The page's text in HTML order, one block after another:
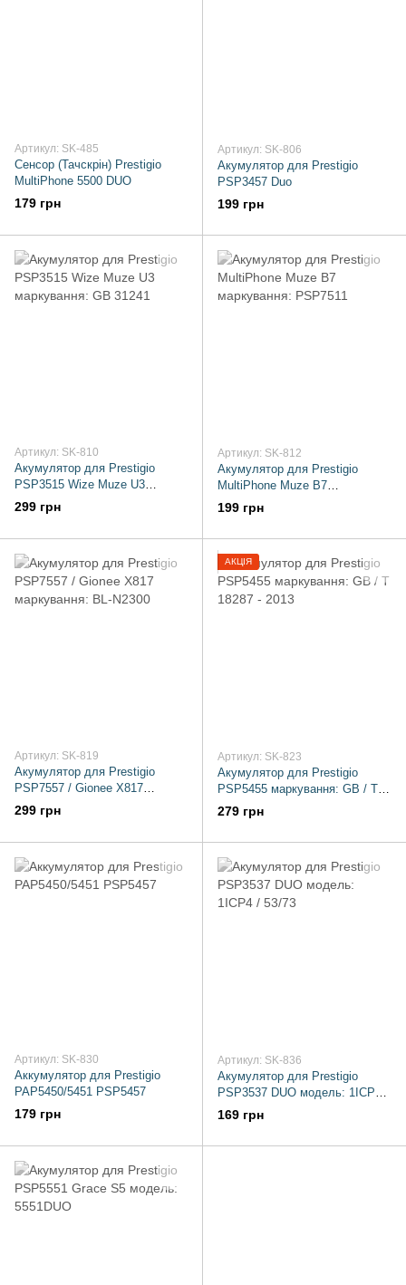
Артикул: SK-485
Сенсор (Тачскрін) Prestigio
MultiPhone 5500 DUO
179 грн
Артикул: SK-806
Акумулятор для Prestigio
PSP3457 Duo
199 грн
Артикул: SK-810
Акумулятор для Prestigio
PSP3515 Wize Muze U3
маркування: GB 31241
299 грн
Артикул: SK-812
Акумулятор для Prestigio
MultiPhone Muze B7
маркування: PSP7511
199 грн
Артикул: SK-819
Акумулятор для Prestigio
PSP7557 / Gionee X817
маркування: BL-N2300
299 грн
АКЦІЯ
Артикул: SK-823
Акумулятор для Prestigio
PSP5455 маркування: GB / T
18287 - 2013
279 грн
Артикул: SK-830
Аккумулятор для Prestigio
PAP5450/5451 PSP5457
179 грн
Артикул: SK-836
Акумулятор для Prestigio
PSP3537 DUO модель: 1ICP4 /
53/73
169 грн